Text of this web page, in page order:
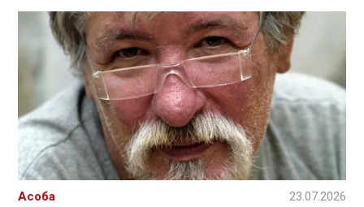
Асоба 23.07.2026